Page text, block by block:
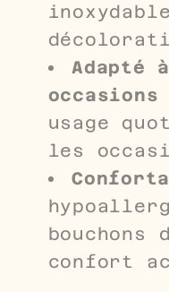
Adapté
occasions
usage
les
confort